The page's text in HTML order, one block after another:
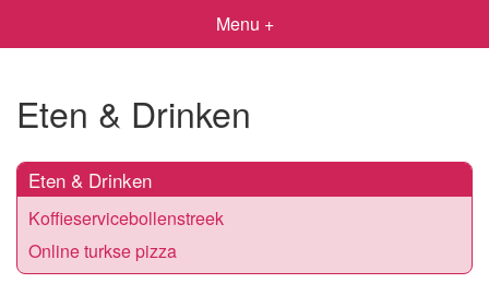
Menu +
Eten & Drinken
Eten & Drinken
Koffieservicebollenstreek
Online turkse pizza